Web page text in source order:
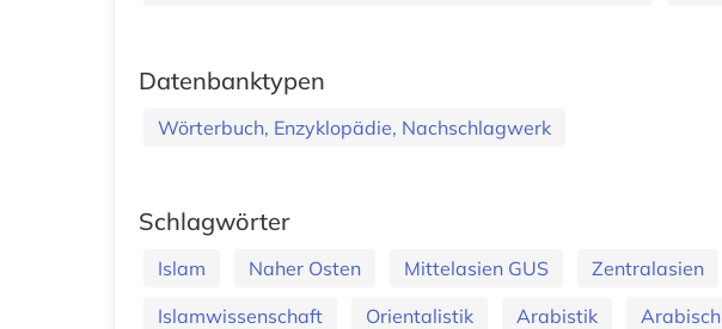
Datenbanktypen
Wörterbuch, Enzyklopädie, Nachschlagwerk
Schlagwörter
Islam Naher Osten Mittelasien GUS Zentralasien
Islamwissenschaft
Orientalistik Arabistik Arabisch